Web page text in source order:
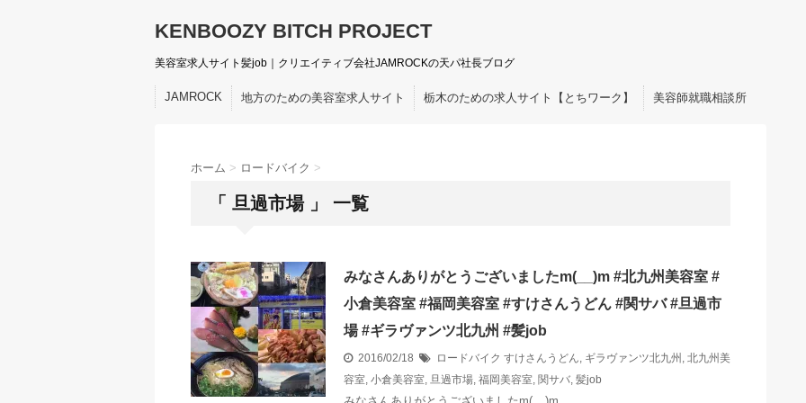
KENBOOZY BITCH PROJECT
美容室求人サイト髪job｜クリエイティブ会社JAMROCKの天パ社長ブログ
JAMROCK 地方のための美容室求人サイト 栃木のための求人サイト【とちワーク】 美容師就職相談所
ホーム > ロードバイク >
「 旦過市場 」 一覧
みなさんありがとうございましたm(__)m #北九州美容室 #
小倉美容室 #福岡美容室 #すけさんうどん #関サバ #旦過市
場 #ギラヴァンツ北九州 #髪job
2016/02/18 ロードバイク すけさんうどん, ギラヴァンツ北九州 , 北九州美
容室, 小倉美容室, 旦過市場, 福岡美容室, 関サバ, 髪job